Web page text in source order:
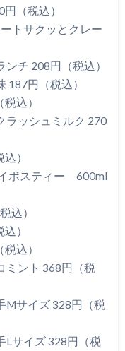
（税込）
トサクッとクレー
チ 208円（税込）
円（税込）
込）
ラッシュミルク 270
）
ボスティー 600ml
込）
）
込）
ント 368円（税
Mサイズ 328円（税
サイズ 328円（税